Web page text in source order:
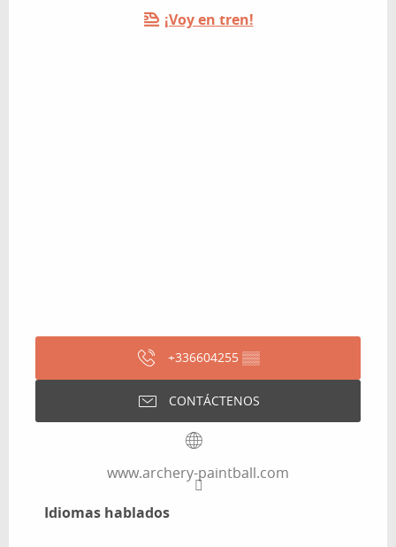
¡Voy en tren!
+336604255 ▒▒
CONTÁCTENOS
www.archery-paintball.com
Idiomas hablados
Idiomas hablados